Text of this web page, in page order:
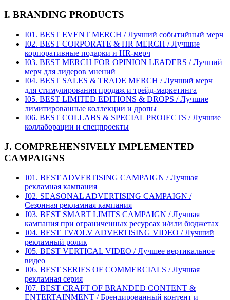
I. BRANDING PRODUCTS
I01. BEST EVENT MERCH / Лучший событийный мерч
I02. BEST CORPORATE & HR MERCH / Лучшие
корпоративные подарки и HR-мерч
I03. BEST MERCH FOR OPINION LEADERS / Лучший
мерч для лидеров мнений
I04. BEST SALES & TRADE MERCH / Лучший мерч
для стимулирования продаж и трейд-маркетинга
I05. BEST LIMITED EDITIONS & DROPS / Лучшие
лимитированные коллекции и дропы
I06. BEST COLLABS & SPECIAL PROJECTS / Лучшие
коллаборации и спецпроекты
J. COMPREHENSIVELY IMPLEMENTED
CAMPAIGNS
J01. BEST ADVERTISING CAMPAIGN / Лучшая
рекламная кампания
J02. SEASONAL ADVERTISING CAMPAIGN /
Сезонная рекламная кампания
J03. BEST SMART LIMITS CAMPAIGN / Лучшая
кампания при ограниченных ресурсах и/или бюджетах
J04. BEST TV/OLV ADVERTISING VIDEO / Лучший
рекламный ролик
J05. BEST VERTICAL VIDEO / Лучшее вертикальное
видео
J06. BEST SERIES OF COMMERCIALS / Лучшая
рекламная серия
J07. BEST CRAFT OF BRANDED CONTENT &
ENTERTAINMENT / Брендированный контент и